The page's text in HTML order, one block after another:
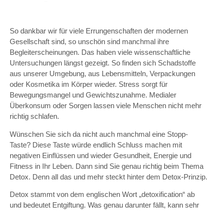
So dankbar wir für viele Errungenschaften der modernen
Gesellschaft sind, so unschön sind manchmal ihre
Begleiterscheinungen. Das haben viele wissenschaftliche
Untersuchungen längst gezeigt. So finden sich Schadstoffe
aus unserer Umgebung, aus Lebensmitteln, Verpackungen
oder Kosmetika im Körper wieder. Stress sorgt für
Bewegungsmangel und Gewichtszunahme. Medialer
Überkonsum oder Sorgen lassen viele Menschen nicht mehr
richtig schlafen.
Wünschen Sie sich da nicht auch manchmal eine Stopp-
Taste? Diese Taste würde endlich Schluss machen mit
negativen Einflüssen und wieder Gesundheit, Energie und
Fitness in Ihr Leben. Dann sind Sie genau richtig beim Thema
Detox. Denn all das und mehr steckt hinter dem Detox-Prinzip.
Detox stammt von dem englischen Wort „detoxification“ ab
und bedeutet Entgiftung. Was genau darunter fällt, kann sehr